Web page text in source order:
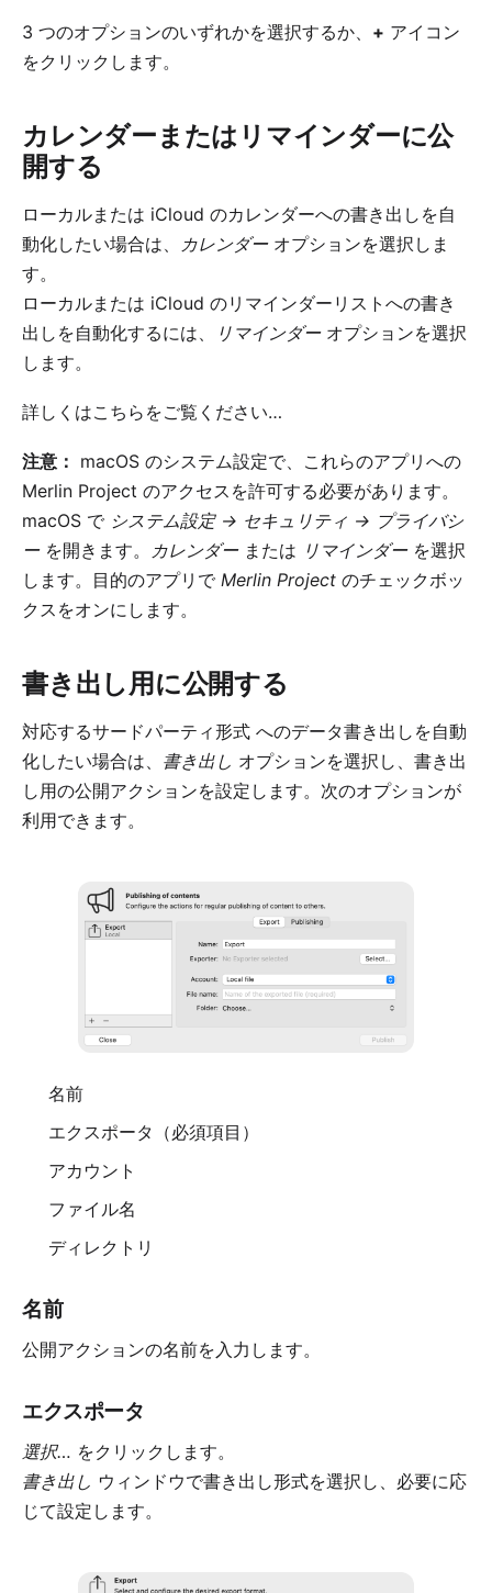
3 つのオプションのいずれかを選択するか、 + アイコン
をクリックします。
カレンダーまたはリマインダーに公
開する
ローカルまたは iCloud のカレンダーへの書き出しを自
動化したい場合は、
カレンダーオプションを選択しま
す。
ローカルまたは iCloud のリマインダーリストへの書き
出しを自動化するには、
リマインダーオプションを選択
します。
詳しくはこちらをご覧ください…
注意： macOS のシステム設定で、これらのアプリへの
Merlin Project のアクセスを許可する必要があります。
macOS で システム設定 → セキュリティ → プライバシ
ーを開きます。 カレンダーまたは リマインダーを選択
します。目的のアプリで Merlin Project のチェックボッ
クスをオンにします。
書き出し用に公開する
対応するサードパーティ形式 へのデータ書き出しを自動
化したい場合は、 書き出し オプションを選択し、書き出
し用の公開アクションを設定します。次のオプションが
利用できます。
名前
エクスポータ （必須項目）
アカウント
ファイル名
ディレクトリ
名前
公開アクションの名前を入力します。
エクスポータ
選択… をクリックします。
書き出し ウィンドウで書き出し形式を選択し、必要に応
じて設定します。